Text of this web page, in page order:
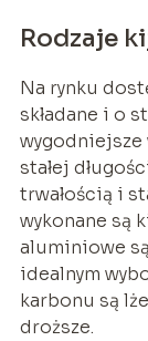
Rodzaje
Na rynku
składane i o
stałej
trwałością i
wykonane są
aluminiowe
idealnym
karbonu są
droższe.